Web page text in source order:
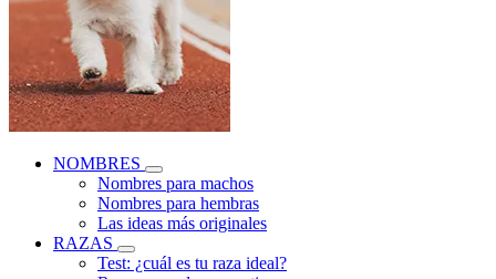
NOMBRES
Nombres para machos
Nombres para hembras
Las ideas más originales
RAZAS
Test: ¿cuál es tu raza ideal?